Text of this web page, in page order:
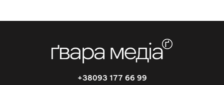
+38093 177 66 99